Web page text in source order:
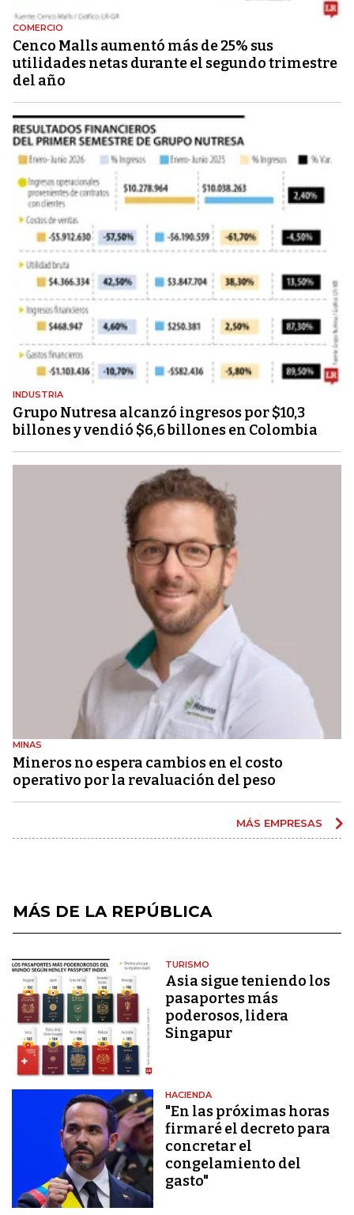
COMERCIO
Cenco Malls aumentó más de 25% sus
utilidades netas durante el segundo trimestre
del año
INDUSTRIA
Grupo Nutresa alcanzó ingresos por $10,3
billones y vendió $6,6 billones en Colombia
MINAS
Mineros no espera cambios en el costo
operativo por la revaluación del peso
MÁS EMPRESAS
MÁS DE LA REPÚBLICA
TURISMO
Asia sigue teniendo los
pasaportes más
poderosos, lidera
Singapur
HACIENDA
"En las próximas horas
firmaré el decreto para
concretar el
congelamiento del
gasto"